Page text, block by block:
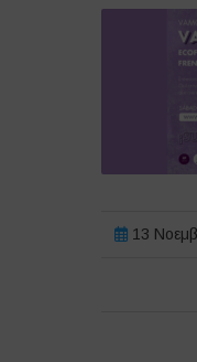
13